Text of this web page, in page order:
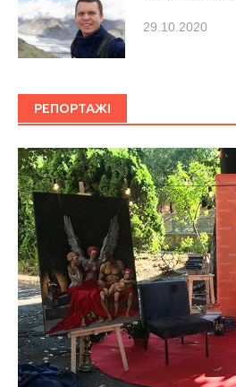
29.10.2020
РЕПОРТАЖІ